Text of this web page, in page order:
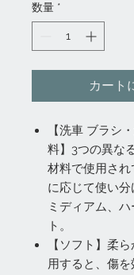
数量 *
カート
【洗車 ブラシ
料】3つの異な
材料で使用さ
に応じて使い分
ミディアム、
ト。
【ソフト】柔
用すると、傷